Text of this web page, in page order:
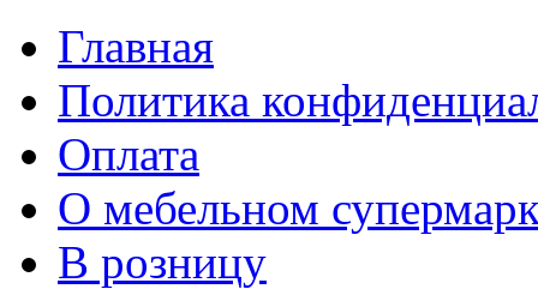
Главная
Политика
Оплата
О мебельном
В розницу